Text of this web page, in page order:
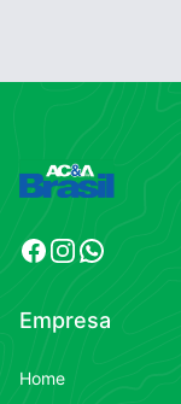
Facebook
Instagram
WhatsApp
Empresa
Home